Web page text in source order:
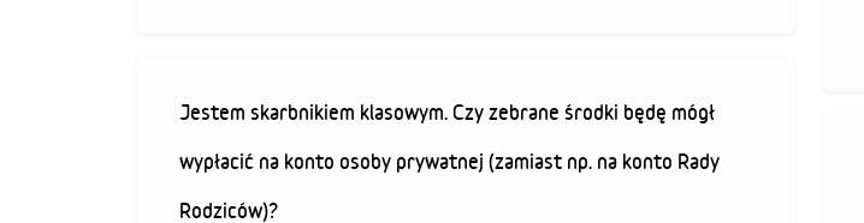
Jestem skarbnikiem klasowym. Czy zebrane środki będę mógł
wypłacić na konto osoby prywatnej (zamiast np. na konto Rady
Rodziców)?